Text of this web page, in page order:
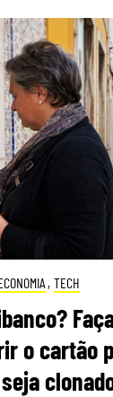
, TECH
o cartão